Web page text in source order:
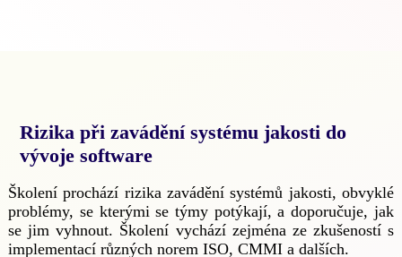
Rizika při zavádění systému jakosti do
vývoje software
Školení prochází rizika zavádění systémů jakosti, obvyklé
problémy, se kterými se týmy potýkají, a doporučuje, jak
se jim vyhnout. Školení vychází zejména ze zkušeností s
implementací různých norem ISO, CMMI a dalších.